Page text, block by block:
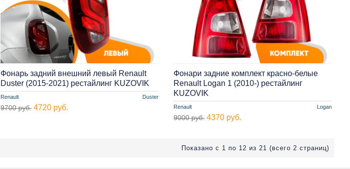
Renault Duster
Фонарь задний внешний левый Renault
Duster (2015-2021) рестайлинг KUZOVIK
9700 руб. 4720 руб. Renault Logan
Фонари задние комплект красно-белые
Renault Logan 1 (2010-) рестайлинг
KUZOVIK
9000 руб. 4370 руб.
Показано с 1 по 12 из 21 (всего 2 страниц)